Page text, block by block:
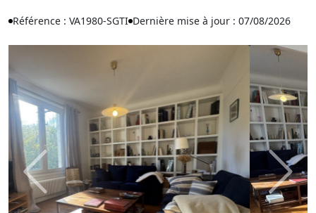
Référence : VA1980-SGTI Dernière mise à jour : 07/08/2026
Previous Next